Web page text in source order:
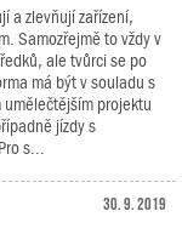
a zlevňují zařízení,
Samozřejmě to vždy v
ale tvůrci se po
má být v souladu s
umělečtějším projektu
jízdy s
s...
30. 9. 2019